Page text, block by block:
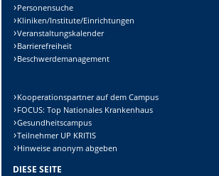
Personensuche
Kliniken/Institute/Einrichtungen
Veranstaltungskalender
Barrierefreiheit
Beschwerdemanagement
Kooperationspartner auf dem Campus
FOCUS: Top Nationales Krankenhaus
Gesundheitscampus
Teilnehmer UP KRITIS
Hinweise anonym abgeben
DIESE SEITE